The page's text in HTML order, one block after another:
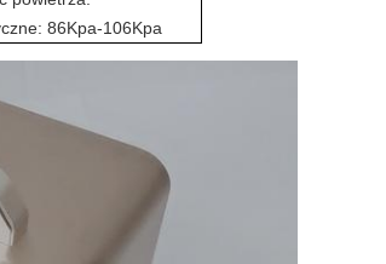
86Kpa-106Kpa